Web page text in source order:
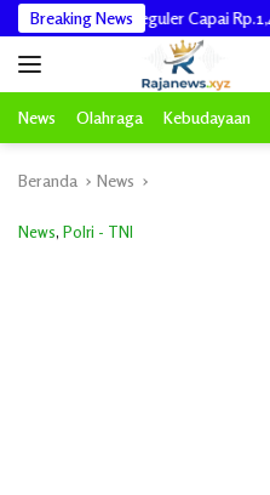
Langsung
ke
konten
Breaking News
Capai Rp.1,458 Triliun
News Olahraga Kebudayaan
Beranda News
News, Polri - TNI